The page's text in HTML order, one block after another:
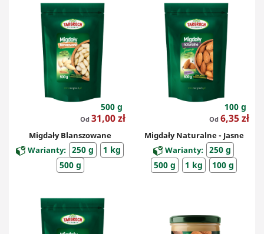
500 g
Od Cena
31,00 zł
Migdały Blanszowane
Warianty: 250 g
1 kg
500 g
100 g
Od Cena
6,35 zł
Migdały Naturalne - Jasne
Warianty: 250 g
500 g
1 kg 100 g